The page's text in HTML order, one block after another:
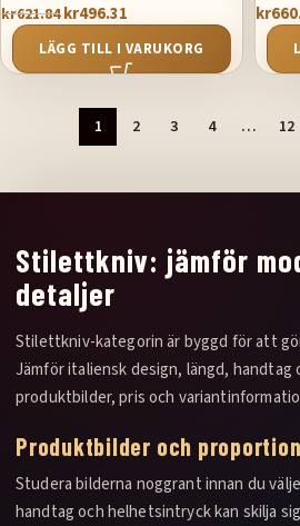
kr621.84 kr496.31
LÄGG TILL I VARUKORG
kr
1 2 3 4 … 12
Stilettkniv: jämför
detaljer
Stilettkniv-kategorin är byggd för att
Jämför italiensk design, längd, handtag
produktbilder, pris och
Produktbilder och
Studera bilderna noggrant innan du
handtag och helhetsintryck kan skilja